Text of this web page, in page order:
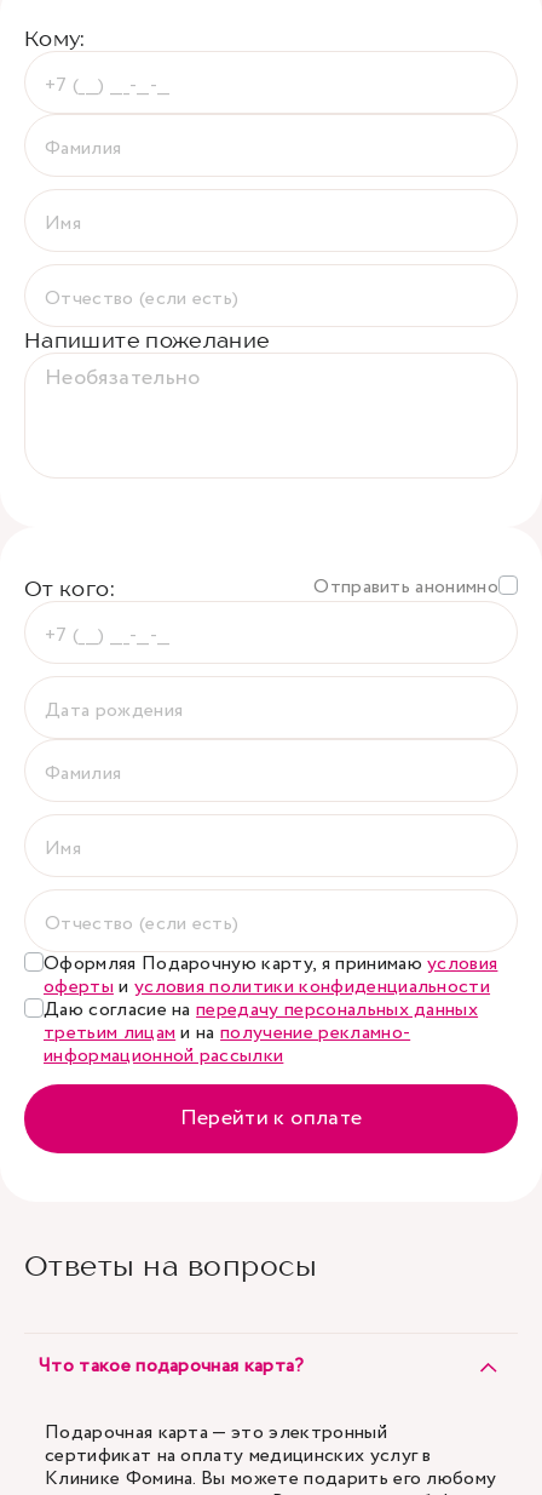
Кому:
Напишите пожелание
От кого: Отправить анонимно
Оформляя Подарочную карту, я принимаюусловия
офертыи условия политики конфиденциальности
Даю согласие напередачу персональных данных
третьим лицами наполучение рекламно-
информационной рассылки
Перейти к оплате
Ответы на вопросы
Что такое подарочная карта?
Подарочная карта — это электронный
сертификат на оплату медицинских услуг в
Клинике Фомина. Вы можете подарить его любому